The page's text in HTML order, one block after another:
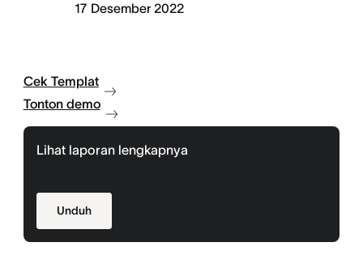
17 Desember 2022
Cek Templat
Tonton demo
Lihat laporan lengkapnya
Unduh